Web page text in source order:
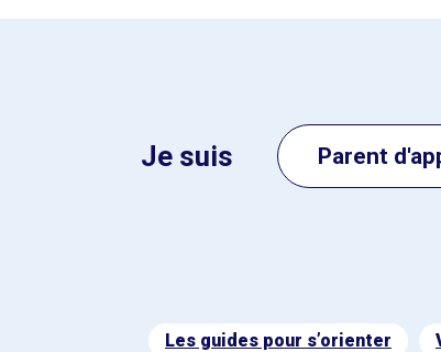
Je suis Parent
Les guides pour s’orienter